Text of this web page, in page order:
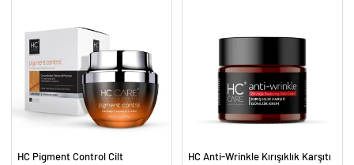
HC Pigment Control Cilt
HC Anti-Wrinkle Kırışıklık Karşıtı